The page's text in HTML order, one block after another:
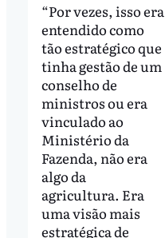
“Por vezes, isso era
entendido como
tão estratégico que
tinha gestão de um
conselho de
ministros ou era
vinculado ao
Ministério da
Fazenda, não era
algo da
agricultura. Era
uma visão mais
estratégica de